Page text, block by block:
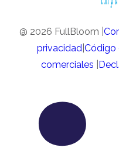
@ 2026 FullBloom |
privacidad Código
comerciales